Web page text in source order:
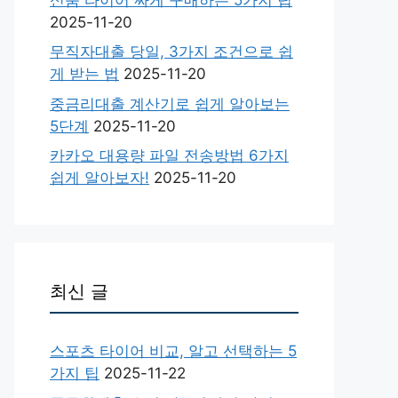
2025-11-20
무직자대출 당일, 3가지 조건으로 쉽
게 받는 법 2025-11-20
중금리대출 계산기로 쉽게 알아보는
5단계 2025-11-20
카카오 대용량 파일 전송방법 6가지
쉽게 알아보자! 2025-11-20
최신 글
스포츠 타이어 비교, 알고 선택하는 5
가지 팁 2025-11-22